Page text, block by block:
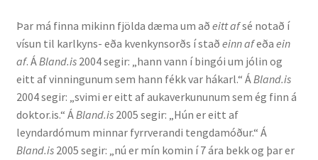
Styrkir og verðlaun
Utan Háskólans
Verkefnisstjórn
Þjónusta
Þar má finna mikinn fjölda dæma um að eitt afsé notað í
vísun til karlkyns- eða kvenkynsorðs í stað einn afeða ein
af. ÁBland.is 2004 segir: „hann vann í bingói um jólin og
eitt af vinningunum sem hann fékk var hákarl.“ ÁBland.is
2004 segir: „svimi er eitt af aukaverkununum sem ég finn á
doktor.is.“ ÁBland.is 2005 segir: „Hún er eitt af
leyndardómum minnar fyrrverandi tengdamóður.“ Á
Bland.is 2005 segir: „nú er mín komin í 7 ára bekk og þar er